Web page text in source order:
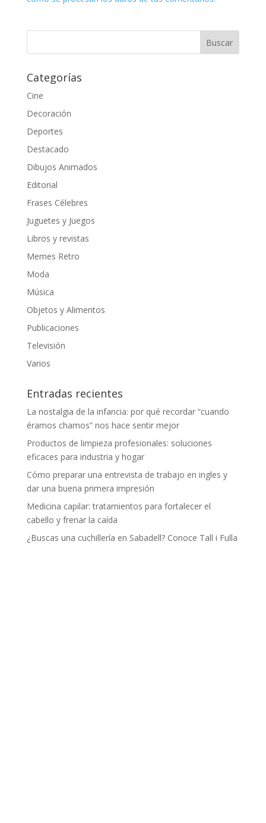
Categorías
Cine
Decoración
Deportes
Destacado
Dibujos Animados
Editorial
Frases Célebres
Juguetes y Juegos
Libros y revistas
Memes Retro
Moda
Música
Objetos y Alimentos
Publicaciones
Televisión
Varios
Entradas recientes
La nostalgia de la infancia: por qué recordar “cuando
éramos chamos” nos hace sentir mejor
Productos de limpieza profesionales: soluciones
eficaces para industria y hogar
Cómo preparar una entrevista de trabajo en ingles y
dar una buena primera impresión
Medicina capilar: tratamientos para fortalecer el
cabello y frenar la caída
¿Buscas una cuchillería en Sabadell? Conoce Tall i Fulla